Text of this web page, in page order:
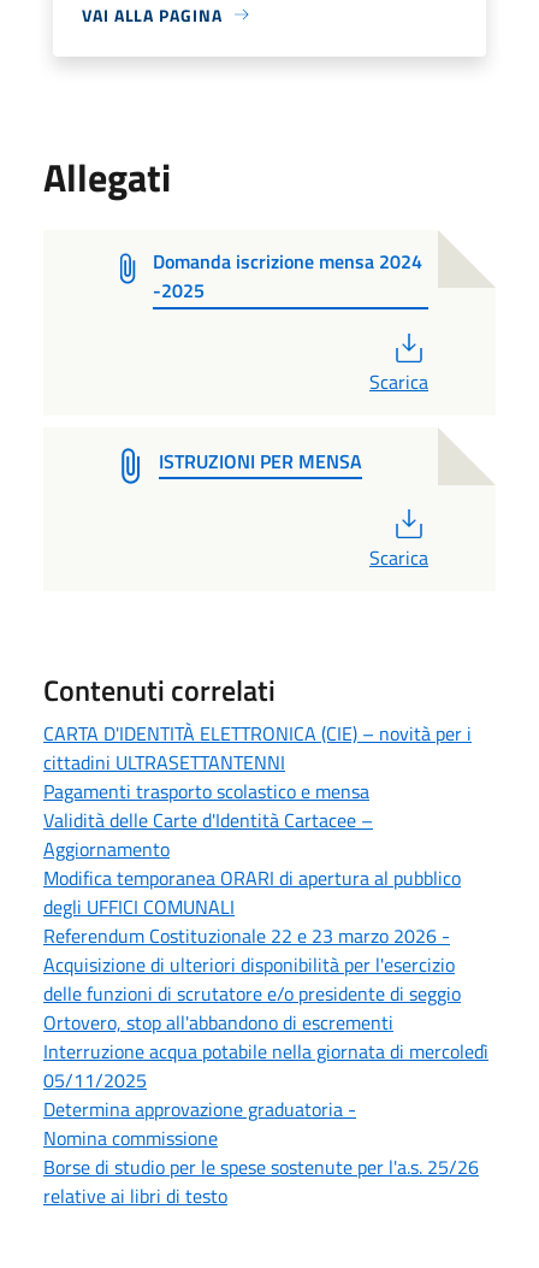
VAI ALLA PAGINA
Allegati
Domanda iscrizione mensa 2024
-2025
Scarica
ISTRUZIONI PER MENSA
Scarica
Contenuti correlati
CARTA D'IDENTITÀ ELETTRONICA (CIE) – novità per i
cittadini ULTRASETTANTENNI
Pagamenti trasporto scolastico e mensa
Validità delle Carte d'Identità Cartacee –
Aggiornamento
Modifica temporanea ORARI di apertura al pubblico
degli UFFICI COMUNALI
Referendum Costituzionale 22 e 23 marzo 2026 -
Acquisizione di ulteriori disponibilità per l'esercizio
delle funzioni di scrutatore e/o presidente di seggio
Ortovero, stop all'abbandono di escrementi
Interruzione acqua potabile nella giornata di mercoledì
05/11/2025
Determina approvazione graduatoria -
Nomina commissione
Borse di studio per le spese sostenute per l'a.s. 25/26
relative ai libri di testo